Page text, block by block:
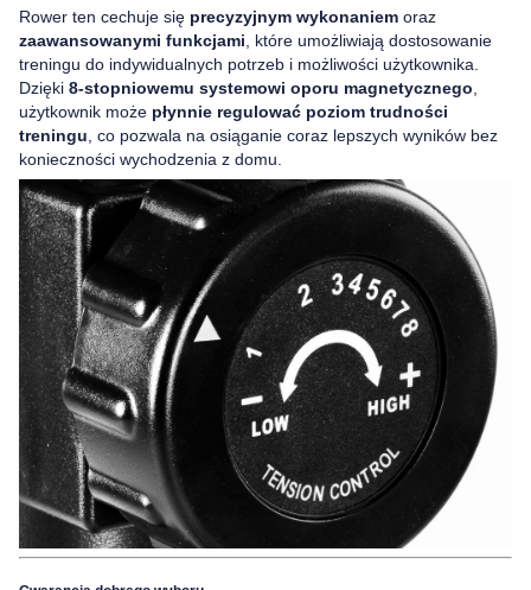
Rower ten cechuje się precyzyjnym wykonaniem oraz
zaawansowanymi funkcjami, które umożliwiają dostosowanie
treningu do indywidualnych potrzeb i możliwości użytkownika.
Dzięki 8-stopniowemu systemowi oporu magnetycznego,
użytkownik może płynnie regulować poziom trudności
treningu, co pozwala na osiąganie coraz lepszych wyników bez
konieczności wychodzenia z domu.